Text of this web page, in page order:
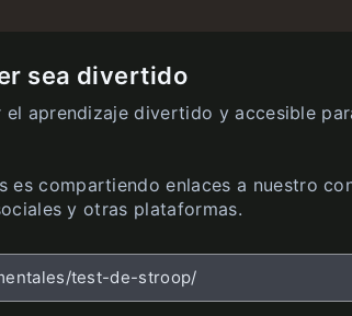
sea divertido
aprendizaje divertido y accesible
es compartiendo enlaces a nuestro
y otras plataformas.
test-de-stroop/